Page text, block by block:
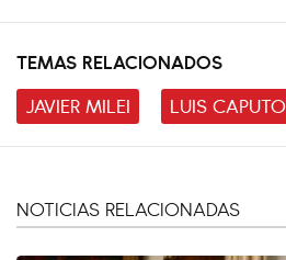
TEMAS RELACIONADOS
JAVIER MILEI
LUIS CAPUTO
NOTICIAS RELACIONADAS